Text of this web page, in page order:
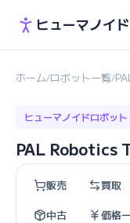
ヒューマノイ
ホーム/ロボット一覧/
ヒューマノイドロボット
PAL Robotics
販売 買取
中古
価格